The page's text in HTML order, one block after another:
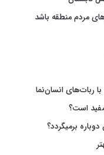
مردم منطقه باشد
ربات‌های انسان‌نما
است؟
برمیگردد؟